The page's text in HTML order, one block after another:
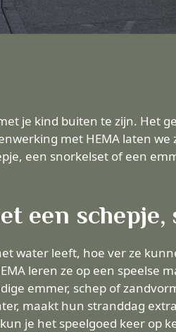
je kind buiten te zijn. Het
met HEMA laten
een snorkelset of een
een
water leeft, hoe ver ze
leren ze op een speelse
emmer, schep of
maakt hun stranddag
je het speelgoed keer op